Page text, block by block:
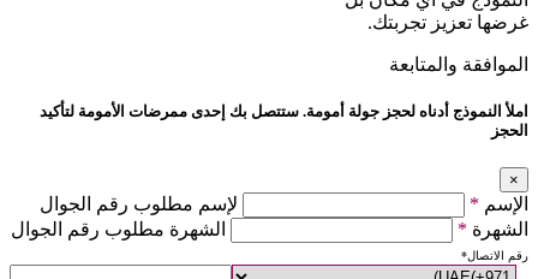
غرضها تعزيز تجربتك.
الموافقة والمتابعة
املأ النموذج أدناه لحجز جولة أمومة. ستتصل بك إحدى ممرضات الأمومة لتأكيد
الحجز
×
الإسم *
لإسم مطلوب رقم الجوال
الشهرة * الشهرة مطلوب رقم الجوال
رقم الاتصال*